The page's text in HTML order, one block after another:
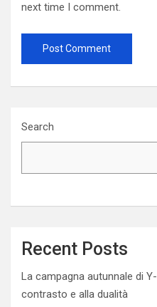
next time I comment.
Search
Recent Posts
La campagna autunnale di
contrasto e alla dualità